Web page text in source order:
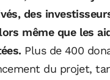
des
même que les
Plus de 400
du projet,